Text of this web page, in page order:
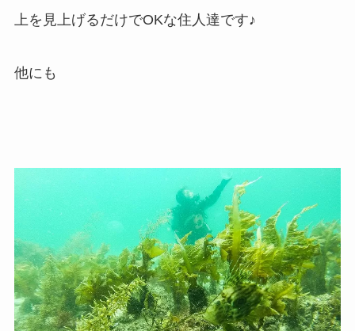
上を見上げるだけでOKな住人達です♪
他にも